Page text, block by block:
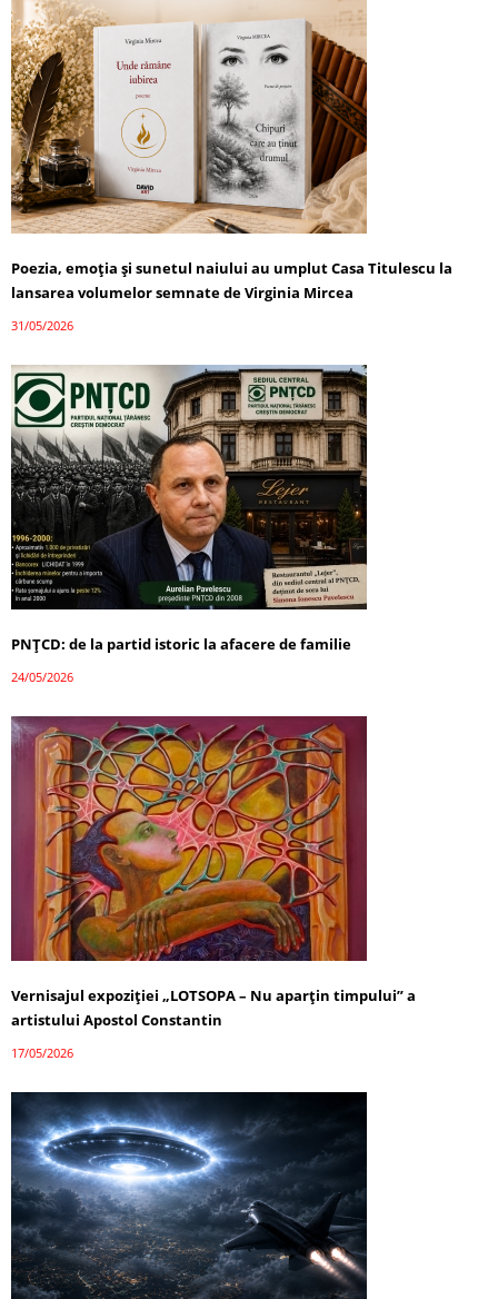
Poezia, emoția și sunetul naiului au umplut Casa Titulescu la
lansarea volumelor semnate de Virginia Mircea
31/05/2026
PNȚCD: de la partid istoric la afacere de familie
24/05/2026
Vernisajul expoziției „LOTSOPA – Nu aparțin timpului” a
artistului Apostol Constantin
17/05/2026